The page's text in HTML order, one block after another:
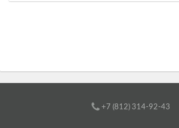
+7 (812) 314-92-43